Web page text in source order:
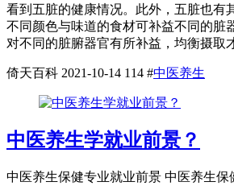
看到五脏的健康情况。此外，五脏也有
不同颜色与味道的食材可补益不同的脏
对不同的脏腑器官有所补益，均衡摄取
倚天百科 2021-10-14 114 #中医养生
中医养生学就业前景？
中医养生保健专业就业前景 中医养生